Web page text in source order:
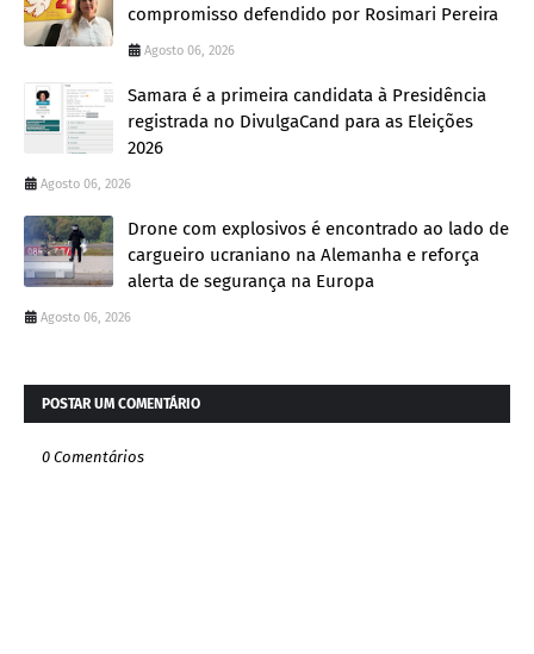
compromisso defendido por Rosimari Pereira
Agosto 06, 2026
Samara é a primeira candidata à Presidência
registrada no DivulgaCand para as Eleições
2026
Agosto 06, 2026
Drone com explosivos é encontrado ao lado de
cargueiro ucraniano na Alemanha e reforça
alerta de segurança na Europa
Agosto 06, 2026
POSTAR UM COMENTÁRIO
0 Comentários